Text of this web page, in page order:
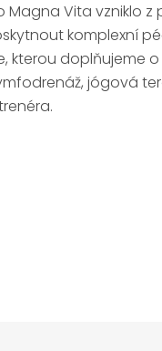
Magna Vita vzniklo
komplexní
kterou doplňujeme
jógová